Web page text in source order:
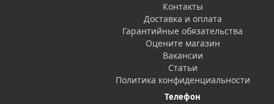
Контакты
Доставка и оплата
Гарантийные обязательства
Оцените магазин
Вакансии
Статьи
Политика конфиденциальности
Телефон